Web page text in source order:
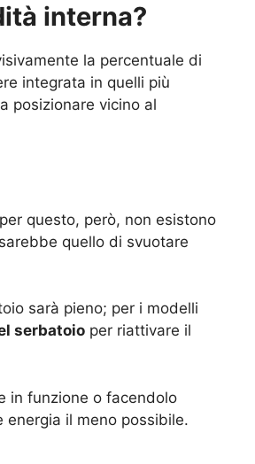
interna?
la percentuale di
integrata in quelli più
posizionare vicino al
questo, però, non esistono
quello di svuotare
sarà pieno; per i modelli
serbatoio per riattivare il
in funzione o facendolo
energia il meno possibile.